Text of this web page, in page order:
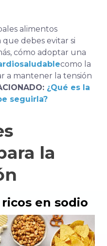
alimentos
que debes evitar si
cómo adoptar una
como la
a mantener la tensión
¿Qué es la
seguirla?
la
en sodio